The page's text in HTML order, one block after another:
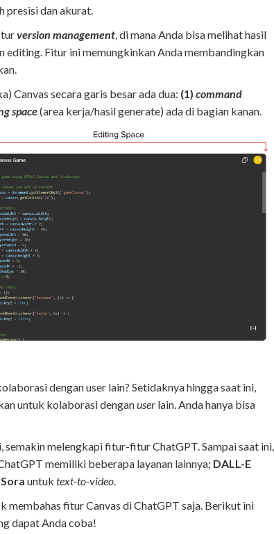
presisi dan akurat.
version management , di mana Anda bisa melihat hasil
editing. Fitur ini memungkinkan Anda membandingkan
Canvas secara garis besar ada dua: (1) command
space(area kerja/hasil generate) ada di bagian kanan.
dengan user lain? Setidaknya hingga saat ini,
untuk kolaborasi denganuser lain. Anda hanya bisa
semakin melengkapi fitur-fitur ChatGPT. Sampai saat ini,
memiliki beberapa layanan lainnya; DALL-E
Sora untuk text-to-video
membahas fitur Canvas di ChatGPT saja. Berikut ini
dapat Anda coba!